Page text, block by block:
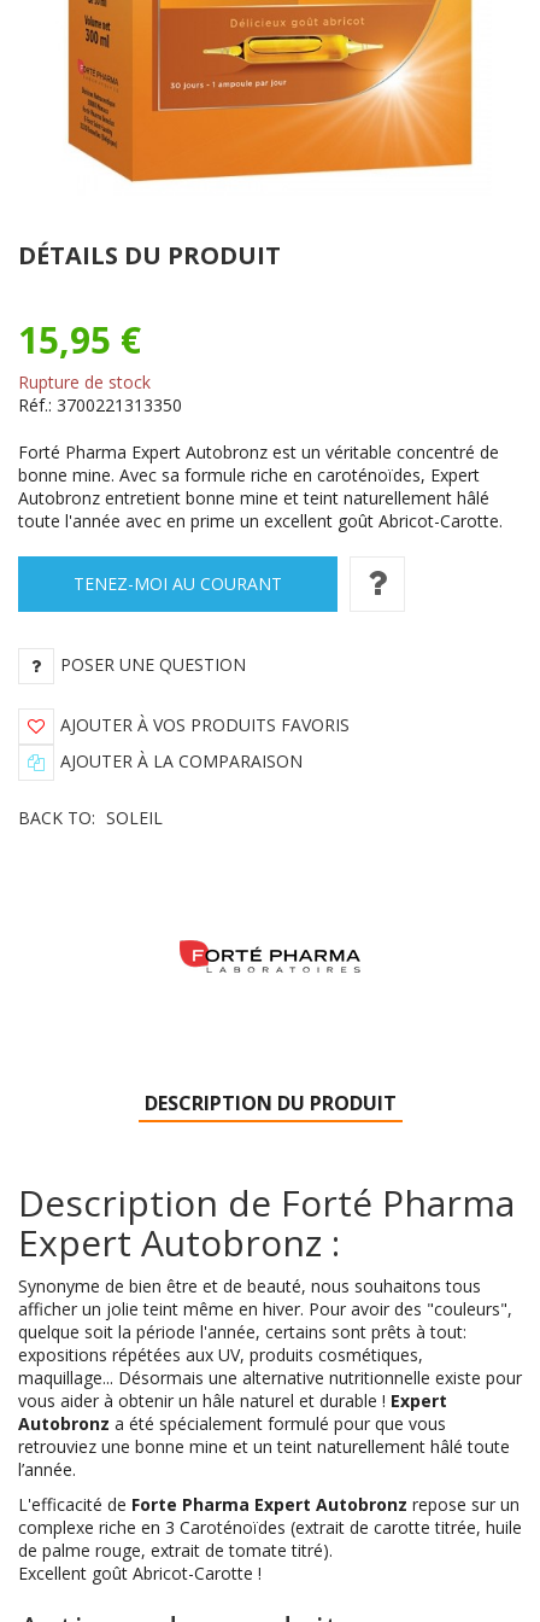
DÉTAILS DU PRODUIT
15,95 €
Rupture de stock
Réf.: 3700221313350
Forté Pharma Expert Autobronz est un véritable concentré de
bonne mine. Avec sa formule riche en caroténoïdes, Expert
Autobronz entretient bonne mine et teint naturellement hâlé
toute l'année avec en prime un excellent goût Abricot-Carotte.
TENEZ-MOI AU COURANT
POSER UNE QUESTION
AJOUTER À VOS PRODUITS FAVORIS
AJOUTER À LA COMPARAISON
BACK TO: SOLEIL
DESCRIPTION DU PRODUIT
Description de Forté Pharma
Expert Autobronz :
Synonyme de bien être et de beauté, nous souhaitons tous
afficher un jolie teint même en hiver. Pour avoir des "couleurs",
quelque soit la période l'année, certains sont prêts à tout:
expositions répétées aux UV, produits cosmétiques,
maquillage... Désormais une alternative nutritionnelle existe pour
vous aider à obtenir un hâle naturel et durable ! Expert
Autobronz a été spécialement formulé pour que vous
retrouviez une bonne mine et un teint naturellement hâlé toute
l’année.
L'efficacité de Forte Pharma Expert Autobronz repose sur un
complexe riche en 3 Caroténoïdes (extrait de carotte titrée, huile
de palme rouge, extrait de tomate titré).
Excellent goût Abricot-Carotte !